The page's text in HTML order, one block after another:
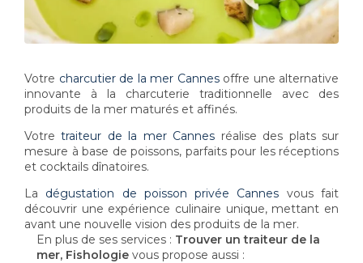
Votre charcutier de la mer Cannesoffre une alternative
innovante à la charcuterie traditionnelle avec des
produits de la mer maturés et affinés.
Votretraiteur de la mer Cannes réalise des plats sur
mesure à base de poissons, parfaits pour les réceptions
et cocktails dînatoires.
La dégustation de poisson privée Cannes vous fait
découvrir une expérience culinaire unique, mettant en
avant une nouvelle vision des produits de la mer.
En plus de ses services : Trouver un traiteur de la
mer, Fishologie vous propose aussi :